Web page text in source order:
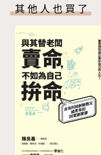
你現在是「斜槓青年」
其實開源有三大陷阱，
是其一，小心別陷下去
股神巴菲特的賺錢路徑
法？
．選擇好工作就像選股票
出社會3到5年，10％
意，70％的人相對平庸，
要怎麼不讓自己成為那
司！
第３章 成長思維，區
１ 最好的投資，是投
２ 盤點個人資產負債
３ 查理．蒙格這樣變
４ 在能力圈內行動，
第４章 你的死薪水正
１ 賺錢有三法：加法
２ 開源三步走，經驗
３ 哈佛博士研發ＭＰ
路徑
４ 常見三大開源陷阱
其他人也買了